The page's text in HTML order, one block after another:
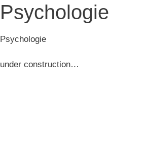
Psychologie
Psychologie
under construction…